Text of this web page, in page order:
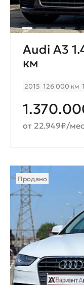
Audi A3
км
2015 126 000 км
от 22.949₽/
Продано